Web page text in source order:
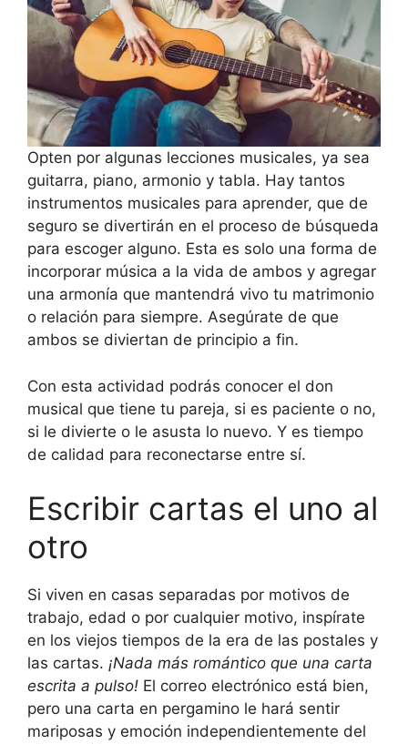
Opten por algunas lecciones musicales, ya sea
guitarra, piano, armonio y tabla. Hay tantos
instrumentos musicales para aprender, que de
seguro se divertirán en el proceso de búsqueda
para escoger alguno. Esta es solo una forma de
incorporar música a la vida de ambos y agregar
una armonía que mantendrá vivo tu matrimonio
o relación para siempre. Asegúrate de que
ambos se diviertan de principio a fin.
Con esta actividad podrás conocer el don
musical que tiene tu pareja, si es paciente o no,
si le divierte o le asusta lo nuevo. Y es tiempo
de calidad para reconectarse entre sí.
Escribir cartas el uno al
otro
Si viven en casas separadas por motivos de
trabajo, edad o por cualquier motivo, inspírate
en los viejos tiempos de la era de las postales y
las cartas. ¡Nada más romántico que una carta
escrita a pulso! El correo electrónico está bien,
pero una carta en pergamino le hará sentir
mariposas y emoción independientemente del